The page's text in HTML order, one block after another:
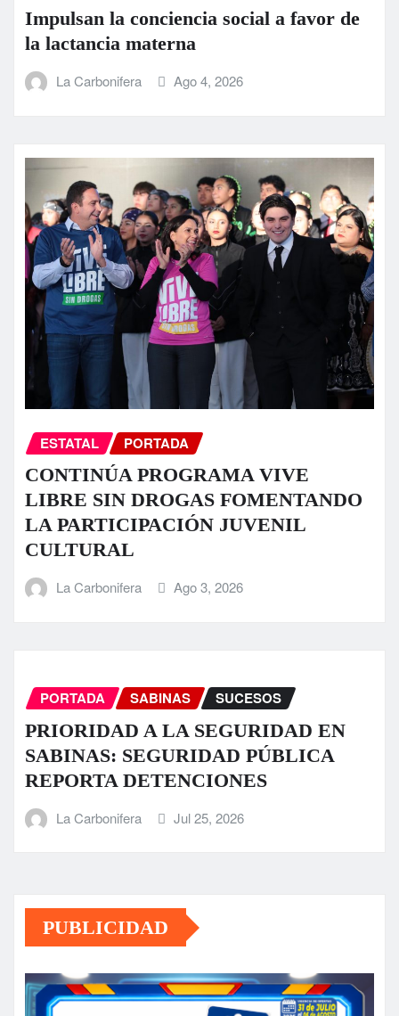
Impulsan la conciencia social a favor de
la lactancia materna
La Carbonifera Ago 4, 2026
ESTATAL PORTADA
CONTINÚA PROGRAMA VIVE
LIBRE SIN DROGAS FOMENTANDO
LA PARTICIPACIÓN JUVENIL
CULTURAL
La Carbonifera Ago 3, 2026
PORTADA SABINAS SUCESOS
PRIORIDAD A LA SEGURIDAD EN
SABINAS: SEGURIDAD PÚBLICA
REPORTA DETENCIONES
La Carbonifera Jul 25, 2026
PUBLICIDAD